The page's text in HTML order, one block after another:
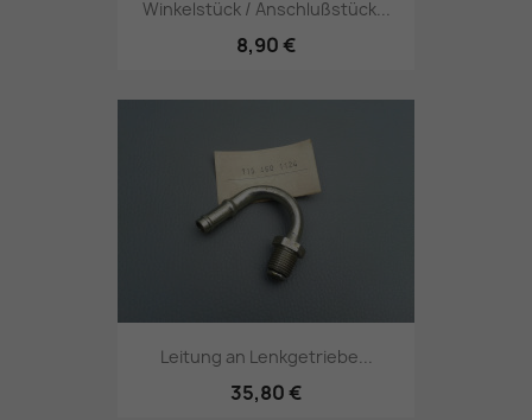
Winkelstück / Anschlußstück...
8,90 €
Leitung an Lenkgetriebe...
35,80 €